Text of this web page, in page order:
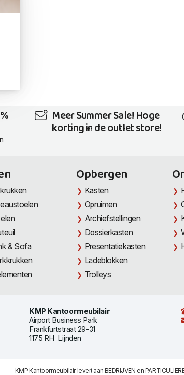
Meer Summer Sale! Hoge
korting in de outlet store!
& Sofa
Opbergen
Kasten
Opruimen
Archiefstellingen
Dossierkasten
Presentatiekasten
Ladeblokken
Trolleys
KMP Kantoormeubilair
Airport Business Park
Frankfurtstraat 29-31
1175 RH Lijnden
KMP Kantoormeubilair levert aan BEDRIJVEN en